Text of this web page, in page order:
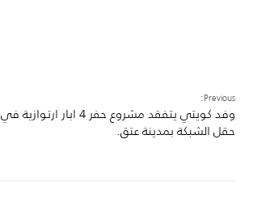
Previous:
وفد كويتي يتفقد مشروع حفر 4 ابار ارتوازية في
حقل الشبكة بمدينة عتق.